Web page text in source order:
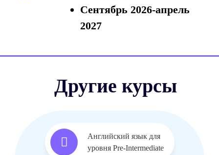
Сентябрь 2026-апрель
2027
Другие курсы
Английский язык для
уровня Pre-Intermediate